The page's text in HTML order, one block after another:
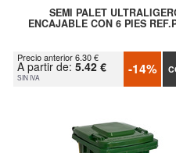
SEMI PALET
ENCAJABLE CON 6 PIES
Precio anterior 6.30 €
A partir de: 5.42 €
SIN IVA -14%